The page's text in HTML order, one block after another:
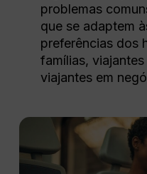
problemas
que se adaptem
preferências dos
famílias,
viajantes em